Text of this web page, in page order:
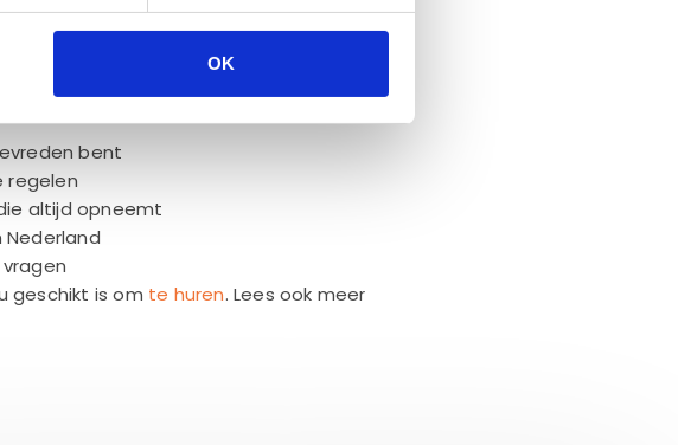
OK
brew filter
bent
regelen
altijd opneemt
geschikt is om te huren. Lees ook meer